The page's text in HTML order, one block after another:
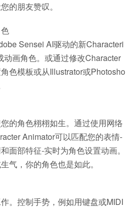
的朋友赞叹。
Sensei AI驱动的新Characteri
动画角色。或通过修改Character
色模板或从Illustrator或Photosho
的角色栩栩如生。通过使用网络
Animator可以匹配您的表情-
面部特征-实时为角色设置动画。
气，你的角色也是如此。
。控制手势，例如用键盘或MIDI